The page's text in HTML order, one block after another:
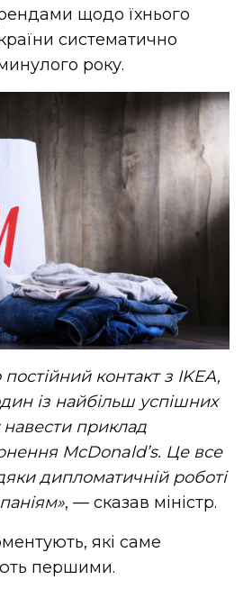
щодо їхнього
систематично
року.
контакт з IKEA,
із найбільш успішних
навести приклад
McDonald’s. Це все
дипломатичній роботі
, — сказав міністр.
які саме
першими.